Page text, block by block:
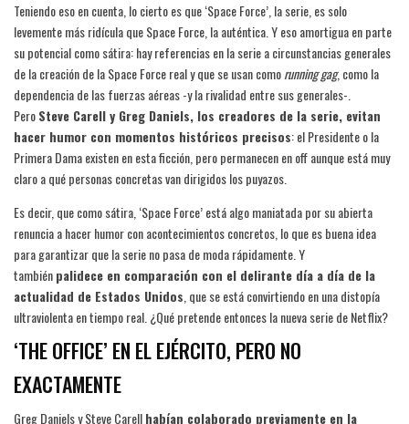
Teniendo eso en cuenta, lo cierto es que ‘Space Force’, la serie, es solo
levemente más ridícula que Space Force, la auténtica. Y eso amortigua en parte
su potencial como sátira: hay referencias en la serie a circunstancias generales
de la creación de la Space Force real y que se usan comorunning gag, como la
dependencia de las fuerzas aéreas -y la rivalidad entre sus generales-.
PeroSteve Carell y Greg Daniels, los creadores de la serie, evitan
hacer humor con momentos históricos precisos: el Presidente o la
Primera Dama existen en esta ficción, pero permanecen en off aunque está muy
claro a qué personas concretas van dirigidos los puyazos.
Es decir, que como sátira, ‘Space Force’ está algo maniatada por su abierta
renuncia a hacer humor con acontecimientos concretos, lo que es buena idea
para garantizar que la serie no pasa de moda rápidamente. Y
tambiénpalidece en comparación con el delirante día a día de la
actualidad de Estados Unidos, que se está convirtiendo en una distopía
ultraviolenta en tiempo real. ¿Qué pretende entonces la nueva serie de Netflix?
‘THE OFFICE’ EN EL EJÉRCITO, PERO NO
EXACTAMENTE
Greg Daniels y Steve Carellhabían colaborado previamente en la